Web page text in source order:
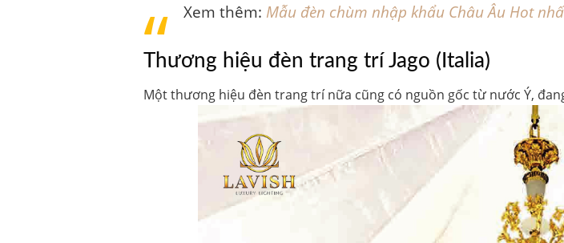
Xem thêm: Mẫu đèn chùm nhập khẩu Châu Âu Hot
Thương hiệu đèn trang trí Jago (Italia)
Mộtthương hiệu đèn trang trínữa cũng có nguồn gốc từ nước Ý,